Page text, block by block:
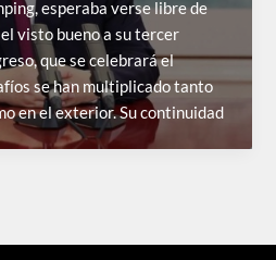
esperaba verse libre de
visto bueno a su tercer
que se celebrará el
se han multiplicado tanto
en el exterior. Su continuidad